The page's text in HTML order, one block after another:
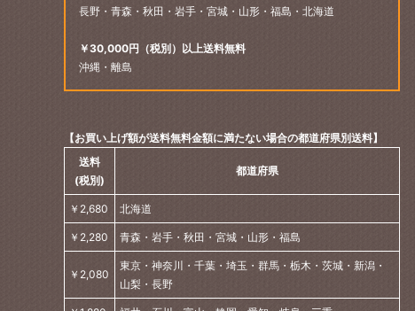
長野・青森・秋田・岩手・宮城・山形・福島・北海道
￥30,000円（税別）以上送料無料
沖縄・離島
【お買い上げ額が送料無料金額に満たない場合の都道府県別送料】
送料
(税別)
都道府県
￥2,680 北海道
￥2,280 青森・岩手・秋田・宮城・山形・福島
￥2,080
東京・神奈川・千葉・埼玉・群馬・栃木・茨城・新潟・
山梨・長野